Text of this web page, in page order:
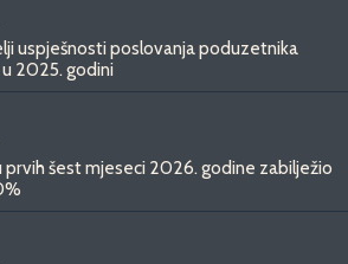
uspješnosti poslovanja poduzetnika
2025. godini
prvih šest mjeseci 2026. godine zabilježio